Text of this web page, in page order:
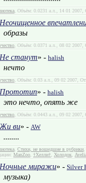
, Объём: 0.0231 а.л., 14 01
Неочищенное
образы
, Объём: 0.0371 а.л., 08 02
Не станут» - halish
нечто
, Объём: 0.03 а.л., 09 02 2007,
Прототип» - halish
это нечто, опять же
, Объём: 0.0443 а.л., 09 02
Жи ви» - AW
........
Стихи, не вошедшие в рубрики
ManZoo †Хелли† Холодок
Ночные миражи» - Silver
музыка)